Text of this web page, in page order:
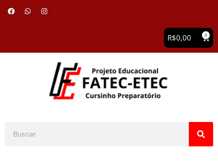
R$0,00 0